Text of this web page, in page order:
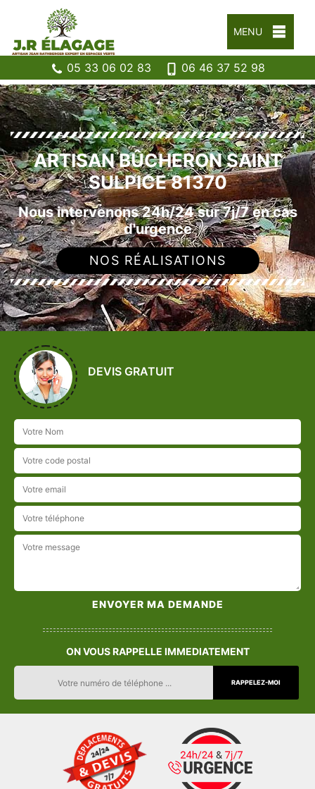
MENU
05 33 06 02 83 06 46 37 52 98
ARTISAN BÛCHERON SAINT
SULPICE 81370
Nous intervenons 24h/24 sur 7j/7 en cas
d'urgence
NOS RÉALISATIONS
DEVIS GRATUIT
ON VOUS RAPPELLE IMMEDIATEMENT